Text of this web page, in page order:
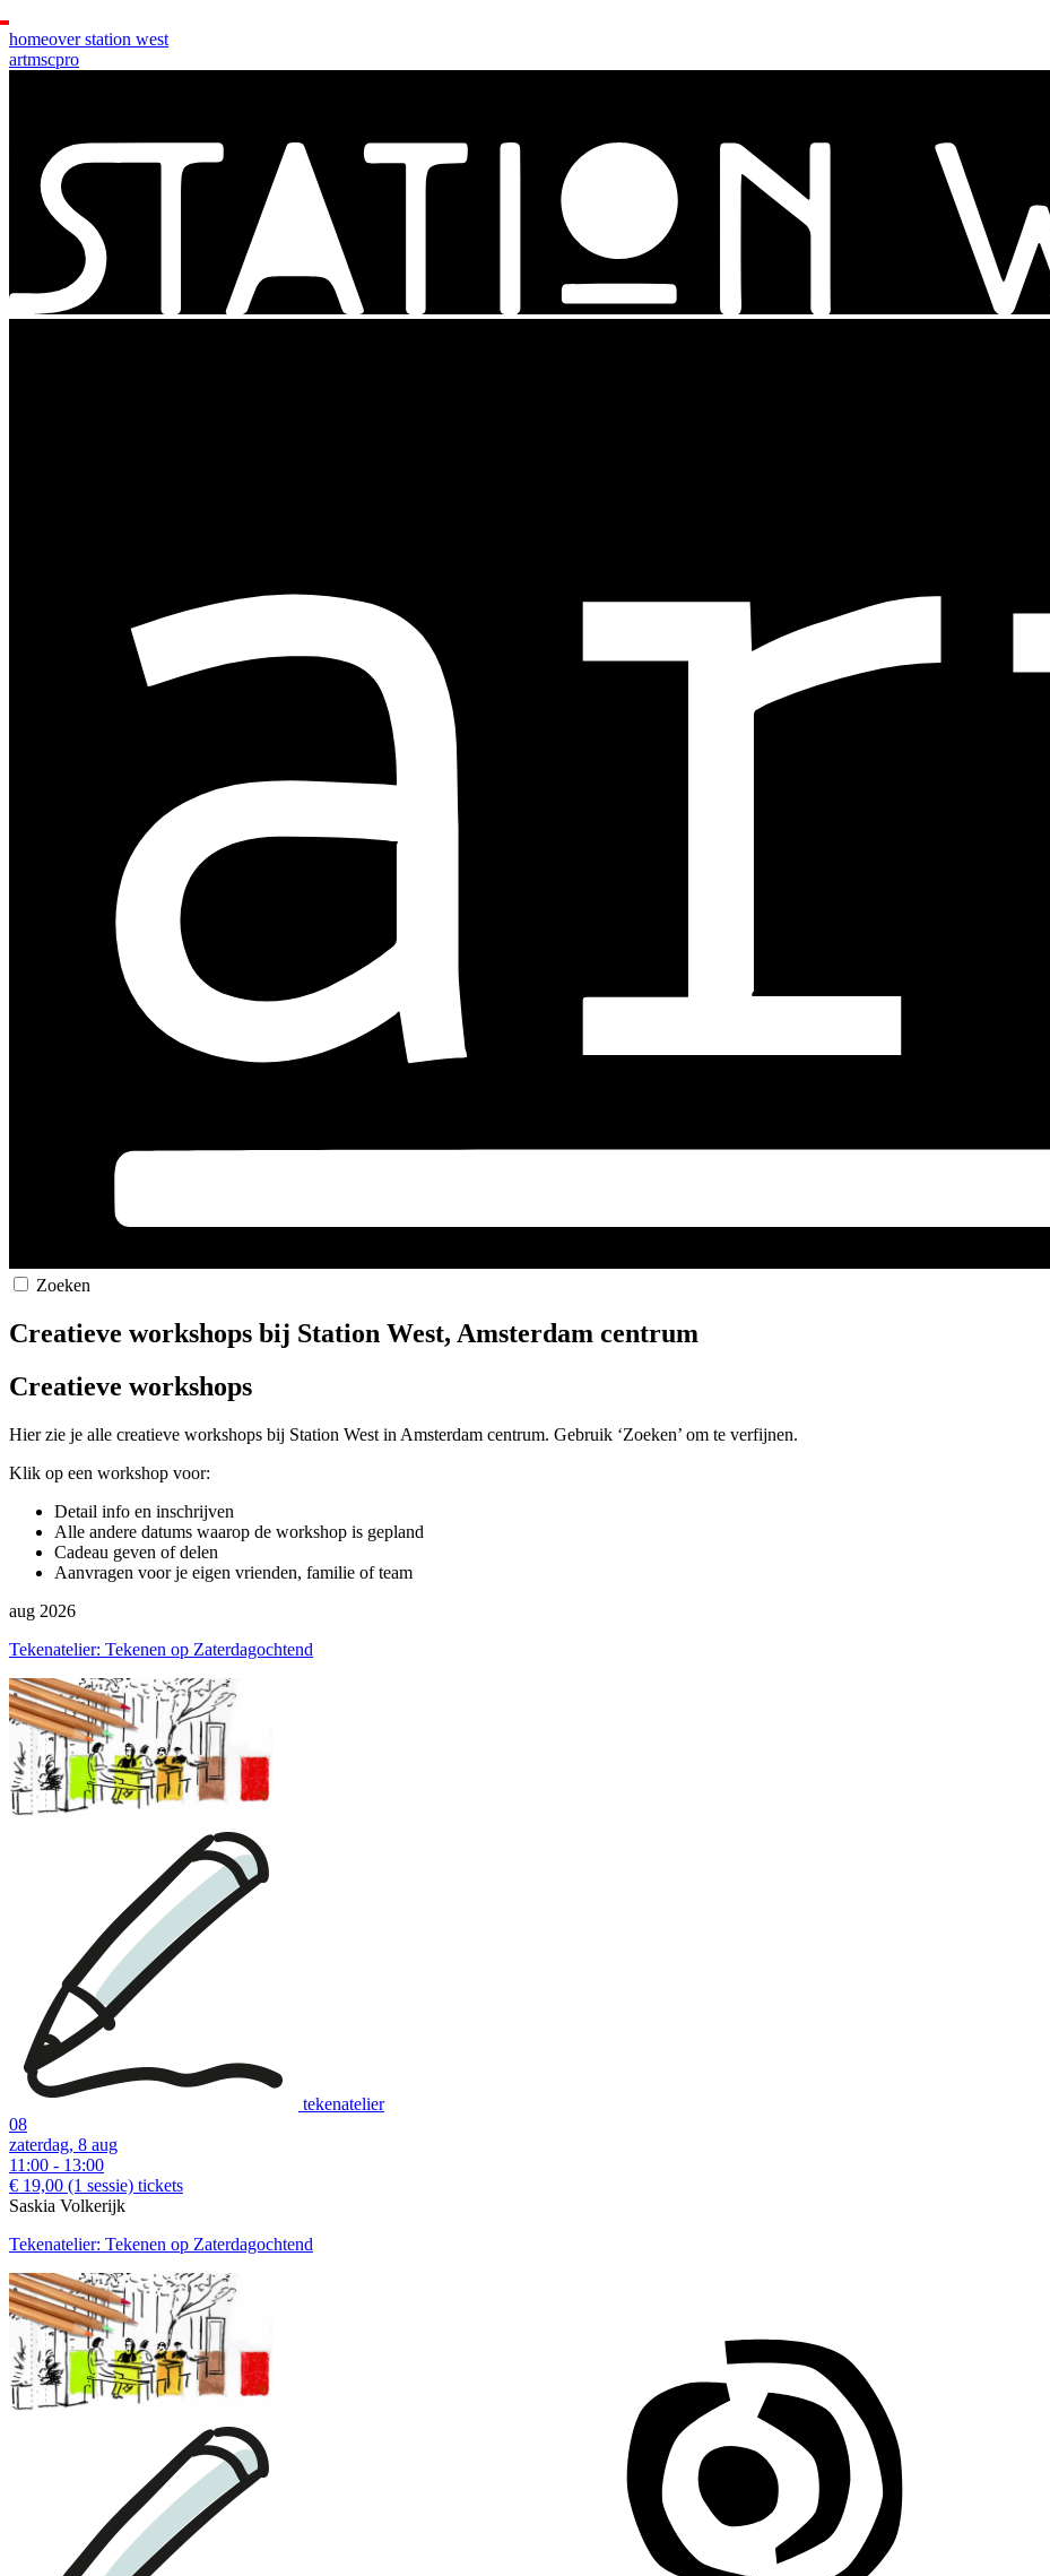
homeover station west
artmscpro
Zoeken
Creatieve workshops bij Station West, Amsterdam centrum
Creatieve workshops
Hier zie je alle creatieve workshops bij Station West in Amsterdam centrum. Gebruik ‘Zoeken’ om te verfijnen.
Klik op een workshop voor:
Detail info en inschrijven
Alle andere datums waarop de workshop is gepland
Cadeau geven of delen
Aanvragen voor je eigen vrienden, familie of team
aug 2026
Tekenatelier: Tekenen op Zaterdagochtend
tekenatelier
08
zaterdag, 8 aug
11:00 - 13:00
€ 19,00 (1 sessie) tickets
Saskia Volkerijk
Tekenatelier: Tekenen op Zaterdagochtend